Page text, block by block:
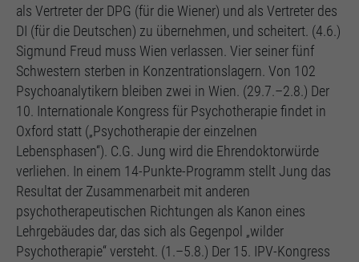
als Vertreter der DPG (für die Wiener) und als Vertreter des
DI (für die Deutschen) zu übernehmen, und scheitert. (4.6.)
Sigmund Freud muss Wien verlassen. Vier seiner fünf
Schwestern sterben in Konzentrationslagern. Von 102
Psychoanalytikern bleiben zwei in Wien. (29.7.–2.8.) Der
10. Internationale Kongress für Psychotherapie findet in
Oxford statt („Psychotherapie der einzelnen
Lebensphasen“). C.G. Jung wird die Ehrendoktorwürde
verliehen. In einem 14-Punkte-Programm stellt Jung das
Resultat der Zusammenarbeit mit anderen
psychotherapeutischen Richtungen als Kanon eines
Lehrgebäudes dar, das sich als Gegenpol „wilder
Psychotherapie“ versteht. (1.–5.8.) Der 15. IPV-Kongress